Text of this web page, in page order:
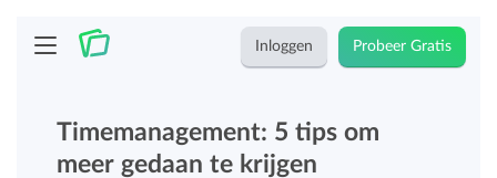
Inloggen Probeer Gratis
Timemanagement: 5 tips om
meer gedaan te krijgen